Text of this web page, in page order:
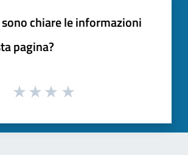
chiare le informazioni
pagina?